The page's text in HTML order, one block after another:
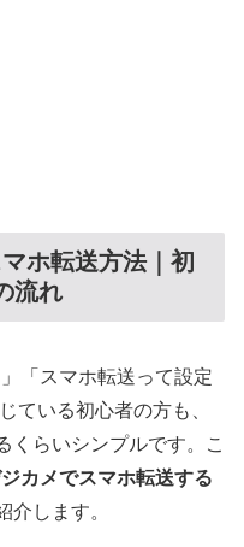
ホ転送方法｜初
流れ
「スマホ転送って設定
ている初心者の方も、
くらいシンプルです。こ
カメでスマホ転送する
介します。